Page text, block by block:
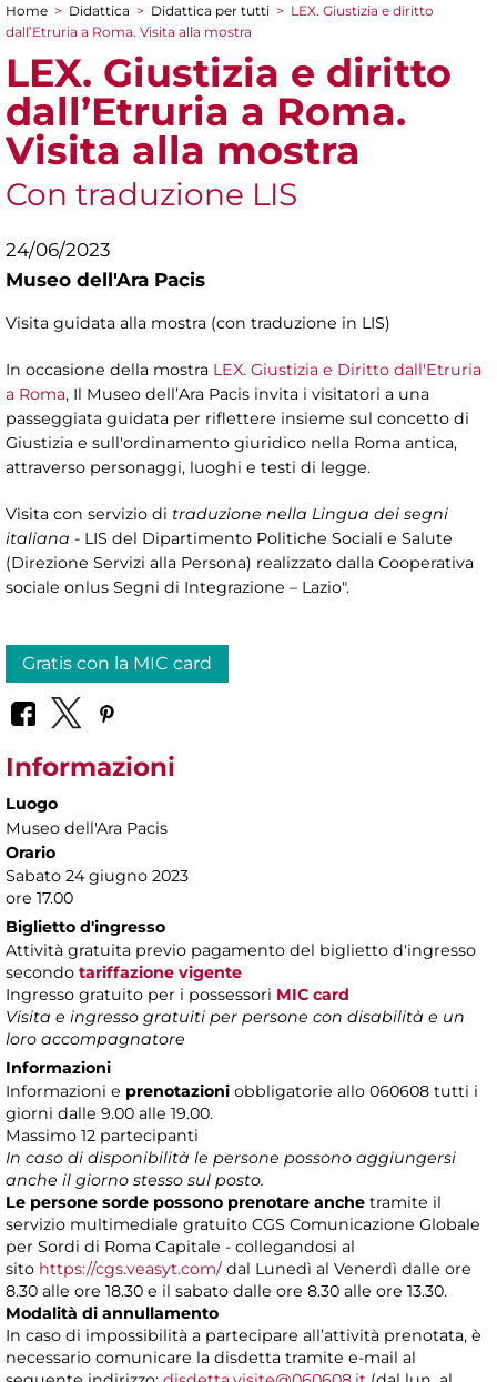
Tu sei qui
Home > Didattica > Didattica per tutti > LEX. Giustizia e diritto
dall’Etruria a Roma. Visita alla mostra
LEX. Giustizia e diritto
dall’Etruria a Roma.
Visita alla mostra
Con traduzione LIS
24/06/2023
Museo dell'Ara Pacis
Visita guidata alla mostra (con traduzione in LIS)
In occasione della mostra LEX. Giustizia e Diritto dall'Etruria
a Roma, Il Museo dell’Ara Pacis invita i visitatori a una
passeggiata guidata per riflettere insieme sul concetto di
Giustizia e sull'ordinamento giuridico nella Roma antica,
attraverso personaggi, luoghi e testi di legge.
Visita con servizio di traduzione nella Lingua dei segni
italiana - LIS del Dipartimento Politiche Sociali e Salute
(Direzione Servizi alla Persona) realizzato dalla Cooperativa
sociale onlus Segni di Integrazione – Lazio".
Gratis con la MIC card
Informazioni
Luogo
Museo dell'Ara Pacis
Orario
Sabato 24 giugno 2023
ore 17.00
Biglietto d'ingresso
Attività gratuita previo pagamento del biglietto d'ingresso
secondo tariffazione vigente
Ingresso gratuito per i possessori MIC card
Visita e ingresso gratuiti per persone con disabilità e un
loro accompagnatore
Informazioni
Informazioni e prenotazioni obbligatorie allo 060608 tutti i
giorni dalle 9.00 alle 19.00.
Massimo 12 partecipanti
In caso di disponibilità le persone possono aggiungersi
anche il giorno stesso sul posto.
Le persone sorde possono prenotare anche tramite il
servizio multimediale gratuito CGS Comunicazione Globale
per Sordi di Roma Capitale - collegandosi al
sito https://cgs.veasyt.com/dal Lunedì al Venerdì dalle ore
8.30 alle ore 18.30 e il sabato dalle ore 8.30 alle ore 13.30.
Modalità di annullamento
In caso di impossibilità a partecipare all’attività prenotata, è
necessario comunicare la disdetta tramite e-mail al